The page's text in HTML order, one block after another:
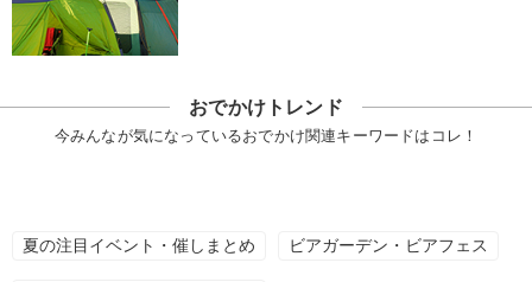
おでかけトレンド
今みんなが気になっているおでかけ関連キーワードはコレ！
夏の注目イベント・催しまとめ ビアガーデン・ビアフェス